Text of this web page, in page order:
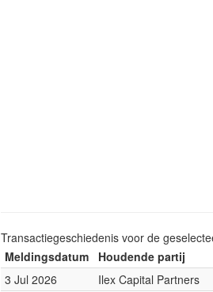
Transactiegeschiedenis voor de
Meldingsdatum
Houdende partij
3 Jul 2026
Ilex Capital Partners